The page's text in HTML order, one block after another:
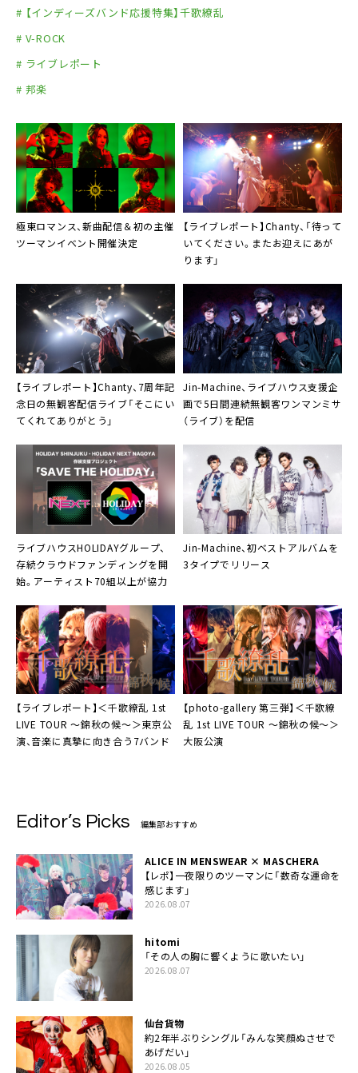
# 【インディーズバンド応援特集】千歌繚乱
# V-ROCK
# ライブレポート
# 邦楽
極東ロマンス、新曲配信＆初の主催
ツーマンイベント開催決定
【ライブレポート】Chanty、「待って
いてください。またお迎えにあが
ります」
【ライブレポート】Chanty、7周年記
念日の無観客配信ライブ「そこにい
てくれてありがとう」
Jin-Machine、ライブハウス支援企
画で5日間連続無観客ワンマンミサ
（ライブ）を配信
ライブハウスHOLIDAYグループ、
存続クラウドファンディングを開
始。アーティスト70組以上が協力
Jin-Machine、初ベストアルバムを
3タイプでリリース
【ライブレポート】＜千歌繚乱 1st
LIVE TOUR ～錦秋の候～＞東京公
演、音楽に真摯に向き合う7バンド
【photo-gallery 第三弾】 ＜千歌繚
乱 1st LIVE TOUR 〜錦秋の候〜＞
大阪公演
Editor’s Picks 編集部おすすめ
ALICE IN MENSWEAR × MASCHERA
【レポ】一夜限りのツーマンに「数奇な運命を
感じます」
2026.08.07
hitomi
「その人の胸に響くように歌いたい」
2026.08.07
仙台貨物
約2年半ぶりシングル「みんな笑顔ぬさせで
あげだい」
2026.08.05